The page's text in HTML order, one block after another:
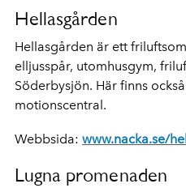
Hellasgården
Hellasgården är ett
elljusspår, utomhusgym,
Söderbysjön. Här finns
motionscentral.
Webbsida: www.nacka.se/
Lugna promenaden